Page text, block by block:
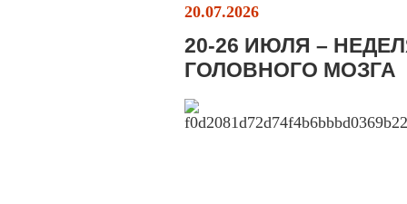
20.07.2026
20-26 ИЮЛЯ –
ГОЛОВНОГО МОЗГА